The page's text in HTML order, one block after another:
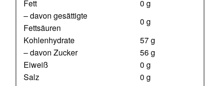
Fett
0 g
– davon gesättigte
Fettsäuren
0 g
Kohlenhydrate
57 g
– davon Zucker
56 g
Eiweiß
0 g
Salz
0 g